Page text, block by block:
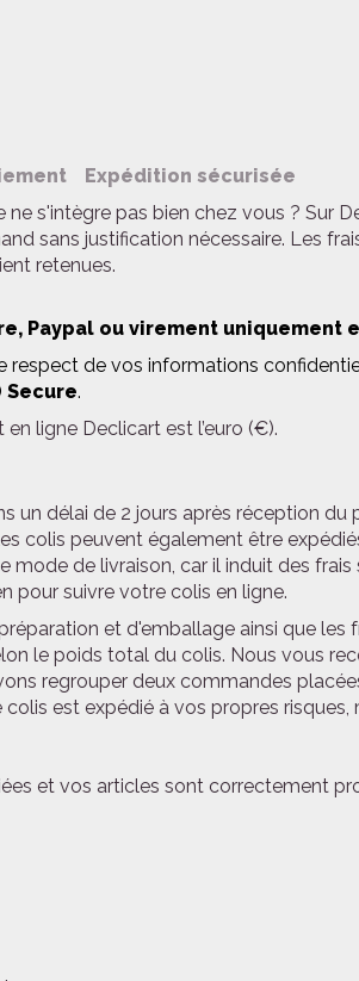
Expédition sécurisée
s'intègre pas bien chez vous ? Sur
sans justification nécessaire. Les
retenues.
Paypal ou virement uniquement
respect de vos informations
Secure.
ligne Declicart est l’euro (€).
un délai de 2 jours après réception du
colis peuvent également être
mode de livraison, car il induit des
pour suivre votre colis en ligne.
et d'emballage ainsi que les
le poids total du colis. Nous vous
regrouper deux commandes
est expédié à vos propres
et vos articles sont correctement